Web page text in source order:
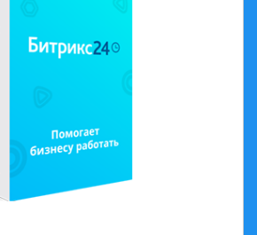
Запомнить меня на этом
или войдите с помощью